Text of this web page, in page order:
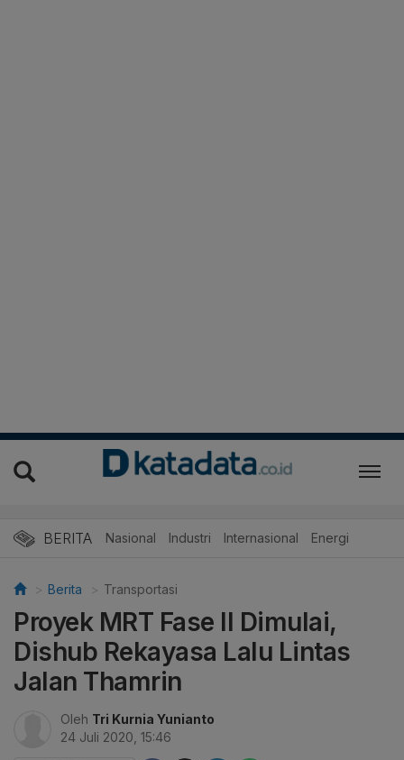
BERITA Nasional Industri Internasional Energi
Berita Transportasi
Proyek MRT Fase II Dimulai,
Dishub Rekayasa Lalu Lintas
Jalan Thamrin
Oleh Tri Kurnia Yunianto
24 Juli 2020, 15:46